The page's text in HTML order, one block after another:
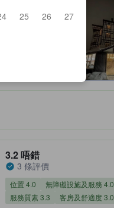
25 26
27
3.2唔錯
3 條評價
位置 4.0
無障礙設施及服務 4.0
服務質素 3.3
客房及舒適度 3.0